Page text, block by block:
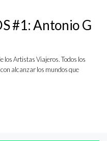
#1: Antonio G
los Artistas Viajeros. Todos los
alcanzar los mundos que